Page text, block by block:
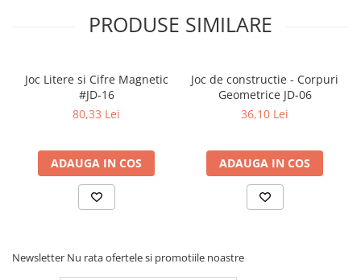
Hartie si Accesorii
Organizare si Arhivare
Seturi birotica
Articole scolare
Caiete si Carnetele scolare
Coperti, Mape, Etichete
Ghiozdane si Penare scolare
Instrumente si Truse Geometrie
PRODUSE SIMILARE
Joc Litere si Cifre Magnetic
#JD-16
80,33 Lei
ADAUGA IN COS
Joc de constructie - Corpuri
Geometrice JD-06
36,10 Lei
ADAUGA IN COS
Newsletter Nu rata ofertele si promotiile noastre